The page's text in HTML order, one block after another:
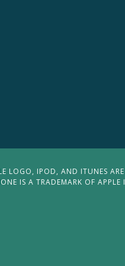
LOGO, IPOD, AND ITUNES
IS A TRADEMARK OF APPLE